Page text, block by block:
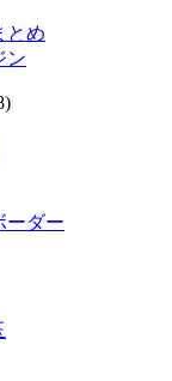
とめ
ン
ーダー